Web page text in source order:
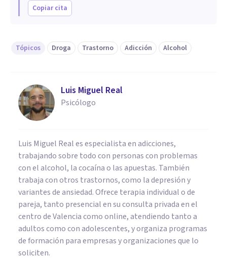
Copiar cita
Tópicos Droga Trastorno Adicción Alcohol
Luis Miguel Real
Psicólogo
Luis Miguel Real es especialista en adicciones,
trabajando sobre todo con personas con problemas
con el alcohol, la cocaína o las apuestas. También
trabaja con otros trastornos, como la depresión y
variantes de ansiedad. Ofrece terapia individual o de
pareja, tanto presencial en su consulta privada en el
centro de Valencia como online, atendiendo tanto a
adultos como con adolescentes, y organiza programas
de formación para empresas y organizaciones que lo
soliciten.